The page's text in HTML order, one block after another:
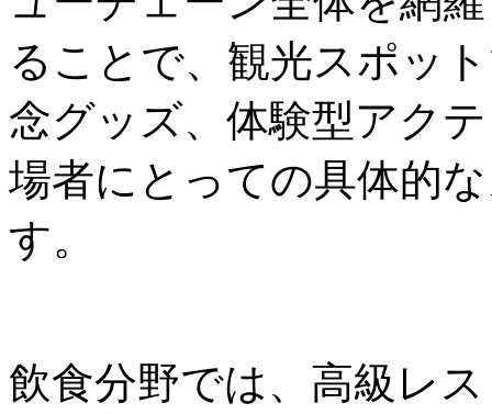
ることで、観光スポッ
念グッズ、体験型アク
場者にとっての具体的
す。
飲食分野では、高級レ